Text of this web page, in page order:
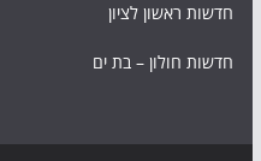
חדשות ראשון לציון
חדשות חולון – בת ים